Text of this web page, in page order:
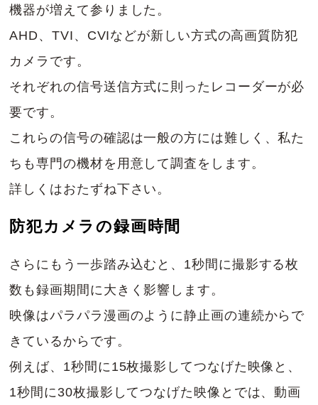
機器が増えて参りました。
AHD、TVI、CVIなどが新しい方式の高画質防犯
カメラです。
それぞれの信号送信方式に則ったレコーダーが必
要です。
これらの信号の確認は一般の方には難しく、私た
ちも専門の機材を用意して調査をします。
詳しくはおたずね下さい。
防犯カメラの録画時間
さらにもう一歩踏み込むと、1秒間に撮影する枚
数も録画期間に大きく影響します。
映像はパラパラ漫画のように静止画の連続からで
きているからです。
例えば、1秒間に15枚撮影してつなげた映像と、
1秒間に30枚撮影してつなげた映像とでは、動画